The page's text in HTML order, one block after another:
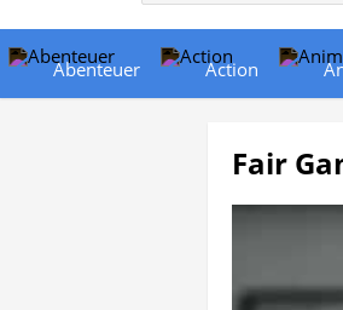
Abenteuer Action
Fair